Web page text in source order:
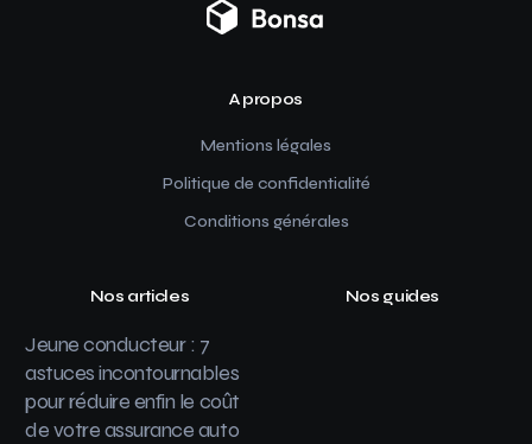
A propos
Mentions légales
Politique de confidentialité
Conditions générales
Nos articles
Jeune conducteur : 7
astuces incontournables
pour réduire enfin le coût
de votre assurance auto
Nos guides